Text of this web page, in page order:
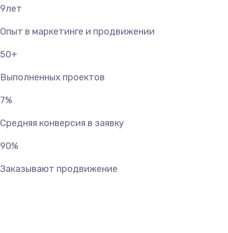
9лет
Опыт в маркетинге и продвижении
50+
Выполненных проектов
7%
Средняя конверсия в заявку
90%
Заказывают продвижение